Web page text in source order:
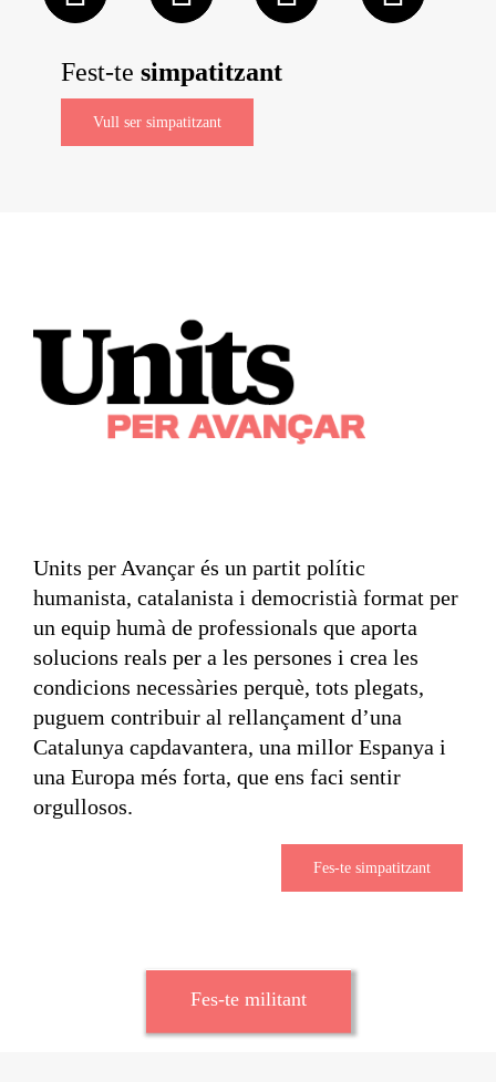
Fest-te simpatitzant
Vull ser simpatitzant
Units per Avançar és un partit polític
humanista, catalanista i democristià format per
un equip humà de professionals que aporta
solucions reals per a les persones i crea les
condicions necessàries perquè, tots plegats,
puguem contribuir al rellançament d’una
Catalunya capdavantera, una millor Espanya i
una Europa més forta, que ens faci sentir
orgullosos.
Fes-te simpatitzant
Fes-te militant